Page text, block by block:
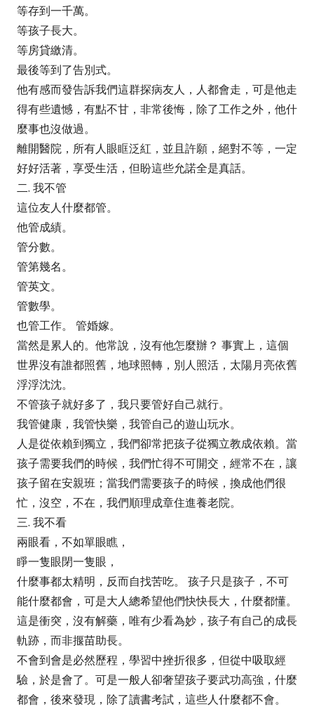
等存到一千萬。
等孩子長大。
等房貸繳清。
最後等到了告別式。
他有感而發告訴我們這群探病友人，人都會走，可是他走
得有些遺憾，有點不甘，非常後悔，除了工作之外，他什
麼事也沒做過。
離開醫院，所有人眼眶泛紅，並且許願，絕對不等，一定
好好活著，享受生活，但盼這些允諾全是真話。
二. 我不管
這位友人什麼都管。
他管成績。
管分數。
管第幾名。
管英文。
管數學。
也管工作。 管婚嫁。
當然是累人的。他常說，沒有他怎麼辦？ 事實上，這個
世界沒有誰都照舊，地球照轉，別人照活，太陽月亮依舊
浮浮沈沈。
不管孩子就好多了，我只要管好自己就行。
我管健康，我管快樂，我管自己的遊山玩水。
人是從依賴到獨立，我們卻常把孩子從獨立教成依賴。當
孩子需要我們的時候，我們忙得不可開交，經常不在，讓
孩子留在安親班；當我們需要孩子的時候，換成他們很
忙，沒空，不在，我們順理成章住進養老院。
三. 我不看
兩眼看，不如單眼瞧，
睜一隻眼閉一隻眼，
什麼事都太精明，反而自找苦吃。 孩子只是孩子，不可
能什麼都會，可是大人總希望他們快快長大，什麼都懂。
這是衝突，沒有解藥，唯有少看為妙，孩子有自己的成長
軌跡，而非揠苗助長。
不會到會是必然歷程，學習中挫折很多，但從中吸取經
驗，於是會了。可是一般人卻奢望孩子要武功高強，什麼
都會，後來發現，除了讀書考試，這些人什麼都不會。